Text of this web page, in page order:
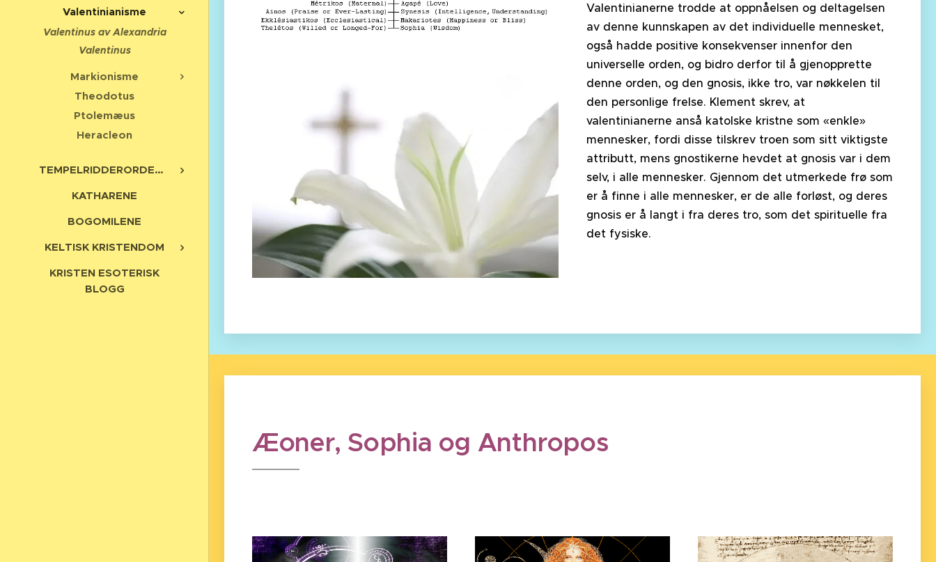
Valentinianisme
Valentinus av Alexandria
Valentinus
Markionisme
Theodotus
Ptolemæus
Heracleon
TEMPELRIDDERORDENEN
KATHARENE
BOGOMILENE
KELTISK KRISTENDOM
KRISTEN ESOTERISK
BLOGG
Valentinianerne trodde at oppnåelsen og deltagelsen
av denne kunnskapen av det individuelle mennesket,
også hadde positive konsekvenser innenfor den
universelle orden, og bidro derfor til å gjenopprette
denne orden, og den gnosis, ikke tro, var nøkkelen til
den personlige frelse. Klement skrev, at
valentinianerne anså katolske kristne som «enkle»
mennesker, fordi disse tilskrev troen som sitt viktigste
attributt, mens gnostikerne hevdet at gnosis var i dem
selv, i alle mennesker. Gjennom det utmerkede frø som
er å finne i alle mennesker, er de alle forløst, og deres
gnosis er å langt i fra deres tro, som det spirituelle fra
det fysiske.
Æoner, Sophia og Anthropos